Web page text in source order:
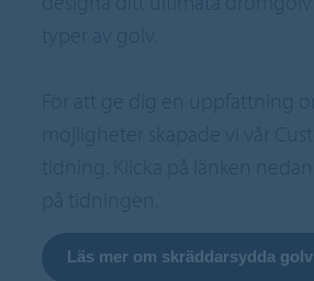
Läs mer om skräddarsydda golv